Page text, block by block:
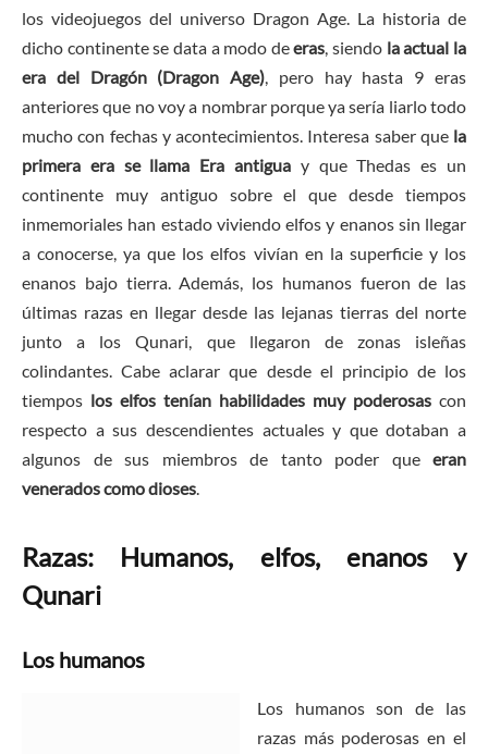
los videojuegos del universo Dragon Age. La historia de
dicho continente se data a modo deeras , siendo la actual la
era del Dragón (Dragon Age) , pero hay hasta 9 eras
anteriores que no voy a nombrar porque ya sería liarlo todo
mucho con fechas y acontecimientos. Interesa saber que la
primera era se llama Era antigua y que Thedas es un
continente muy antiguo sobre el que desde tiempos
inmemoriales han estado viviendo elfos y enanos sin llegar
a conocerse, ya que los elfos vivían en la superficie y los
enanos bajo tierra. Además, los humanos fueron de las
últimas razas en llegar desde las lejanas tierras del norte
junto a los Qunari, que llegaron de zonas isleñas
colindantes. Cabe aclarar que desde el principio de los
tiempos los elfos tenían habilidades muy poderosas con
respecto a sus descendientes actuales y que dotaban a
algunos de sus miembros de tanto poder que eran
venerados como dioses
Razas: Humanos, elfos, enanos y
Qunari
Los humanos
Los humanos son de las
razas más poderosas en el